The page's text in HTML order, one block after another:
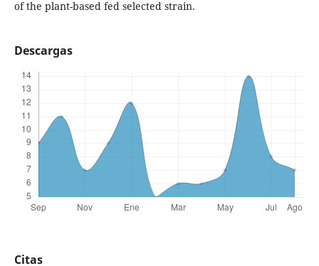
of the plant-based fed selected strain.
Descargas
Citas